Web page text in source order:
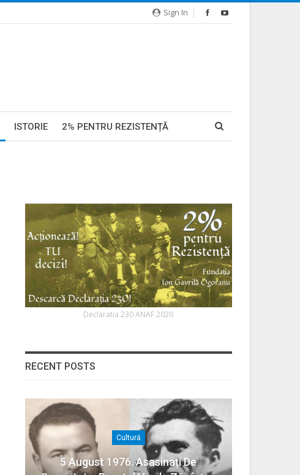
Sign In
ISTORIE 2% PENTRU REZISTENȚĂ
Declaratia 230 ANAF 2020
RECENT POSTS
Cultură
5 August 1976. Asasinați De